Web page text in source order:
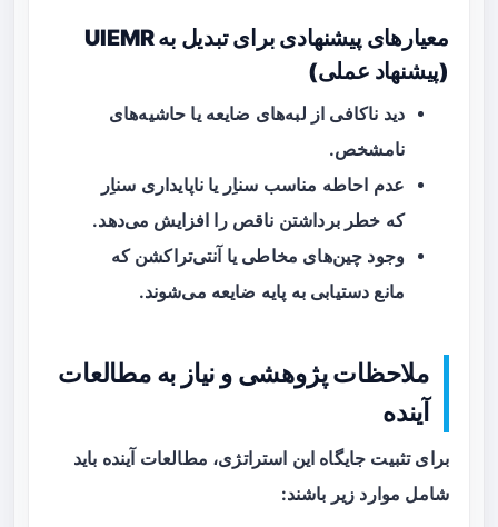
معیارهای پیشنهادی برای تبدیل به UIEMR
(پیشنهاد عملی)
دید ناکافی از لبه‌های ضایعه یا حاشیه‌های
نامشخص.
عدم احاطه مناسب سناِر یا ناپایداری سناِر
که خطر برداشتن ناقص را افزایش می‌دهد.
وجود چین‌های مخاطی یا آنتی‌تراکشن که
مانع دستیابی به پایه ضایعه می‌شوند.
ملاحظات پژوهشی و نیاز به مطالعات
آینده
برای تثبیت جایگاه این استراتژی، مطالعات آینده باید
شامل موارد زیر باشند: